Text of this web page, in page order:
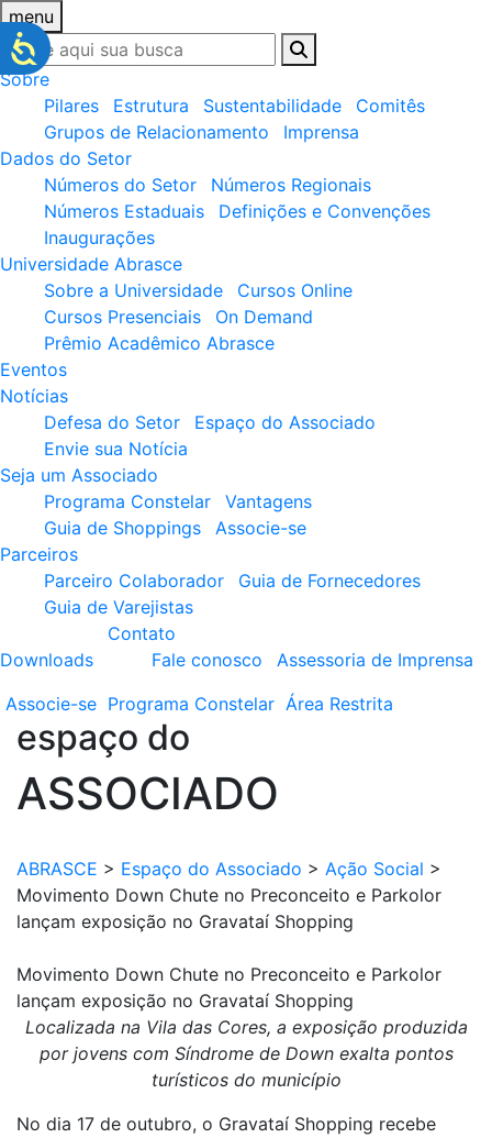
menu
Sobre
Pilares
Estrutura Sustentabilidade
Comitês
Grupos de Relacionamento
Imprensa
Dados do Setor
Números do Setor
Números Regionais
Números Estaduais
Definições e Convenções
Inaugurações
Universidade Abrasce
Sobre a Universidade
Cursos Online
Cursos Presenciais
On Demand
Prêmio Acadêmico Abrasce
Eventos
Notícias
Defesa do Setor
Espaço do Associado
Envie sua Notícia
Seja um Associado
Programa Constelar
Vantagens
Guia de Shoppings
Associe-se
Parceiros
Parceiro Colaborador
Guia de Fornecedores
Guia de Varejistas
Downloads
Contato
Fale conosco
Assessoria de Imprensa
Associe-se Programa Constelar Área Restrita
espaço do
ASSOCIADO
ABRASCE > Espaço do Associado > Ação Social >
Movimento Down Chute no Preconceito e Parkolor
lançam exposição no Gravataí Shopping
Movimento Down Chute no Preconceito e Parkolor
lançam exposição no Gravataí Shopping
Localizada na Vila das Cores, a exposição produzida
por jovens com Síndrome de Down exalta pontos
turísticos do município
No dia 17 de outubro, o Gravataí Shopping recebe